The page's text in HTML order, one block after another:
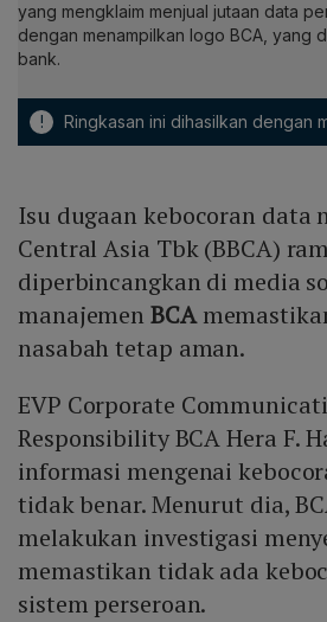
yang mengklaim menjual jutaan data
dengan menampilkan logo BCA, yang
bank.
! Ringkasan ini dihasilkan dengan
Isu dugaan kebocoran data
Central Asia Tbk (BBCA)
diperbincangkan di media
manajemenBCA
nasabah tetap aman.
EVP Corporate
Responsibility BCA Hera F.
informasi mengenai
tidak benar. Menurut dia,
melakukan investigasi
memastikan tidak ada
sistem perseroan.